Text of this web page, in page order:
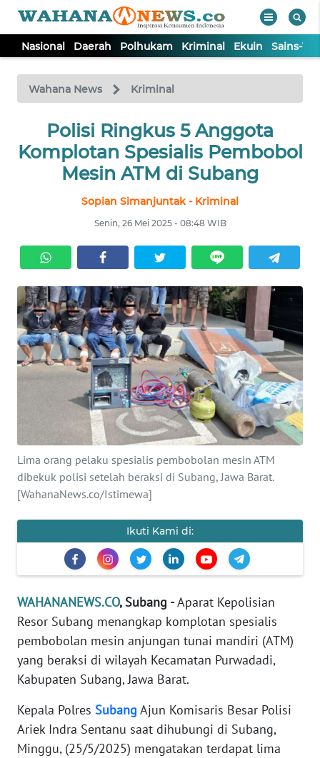
Nasional Daerah Polhukam Kriminal Ekuin Sains-
Wahana News Kriminal
Polisi Ringkus 5 Anggota
Komplotan Spesialis Pembobol
Mesin ATM di Subang
Sopian Simanjuntak - Kriminal
Senin, 26 Mei 2025 - 08:48 WIB
Lima orang pelaku spesialis pembobolan mesin ATM
dibekuk polisi setelah beraksi di Subang, Jawa Barat.
[WahanaNews.co/Istimewa]
Ikuti Kami di:
WAHANANEWS.CO, Subang -Aparat Kepolisian
Resor Subang menangkap komplotan spesialis
pembobolan mesin anjungan tunai mandiri (ATM)
yang beraksi di wilayah Kecamatan Purwadadi,
Kabupaten Subang, Jawa Barat.
Kepala Polres Subang Ajun Komisaris Besar Polisi
Ariek Indra Sentanu saat dihubungi di Subang,
Minggu, (25/5/2025) mengatakan terdapat lima
TV
Tutup
NASIONAL
KRIMINAL
EKUIN
SAINS-TEKNO
KESEHATAN
INTERNASIONAL
SERBA-SERBI
PENDIDIKAN
EDITORIAL
Informasi
INDEKS
BERITA
KONTAK
KAMI